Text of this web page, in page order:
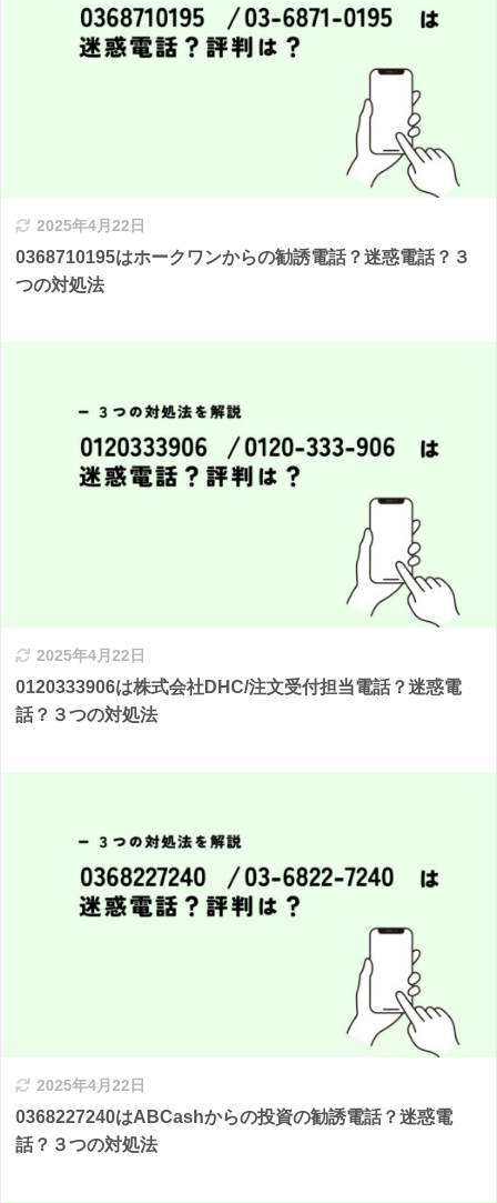
2025年4月22日
0368710195はホークワンからの勧誘電話？迷惑電話？３
つの対処法
2025年4月22日
0120333906は株式会社DHC/注文受付担当電話？迷惑電
話？３つの対処法
2025年4月22日
0368227240はABCashからの投資の勧誘電話？迷惑電
話？３つの対処法